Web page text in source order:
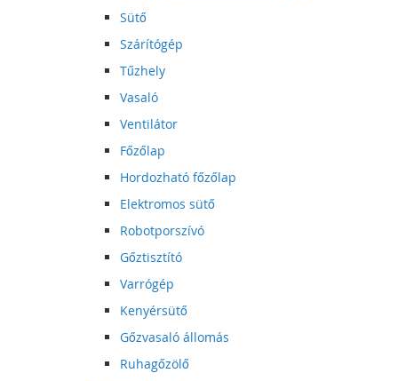
Sütő
Szárítógép
Tűzhely
Vasaló
Ventilátor
Főzőlap
Hordozható főzőlap
Elektromos sütő
Robotporszívó
Gőztisztító
Varrógép
Kenyérsütő
Gőzvasaló állomás
Ruhagőzölő